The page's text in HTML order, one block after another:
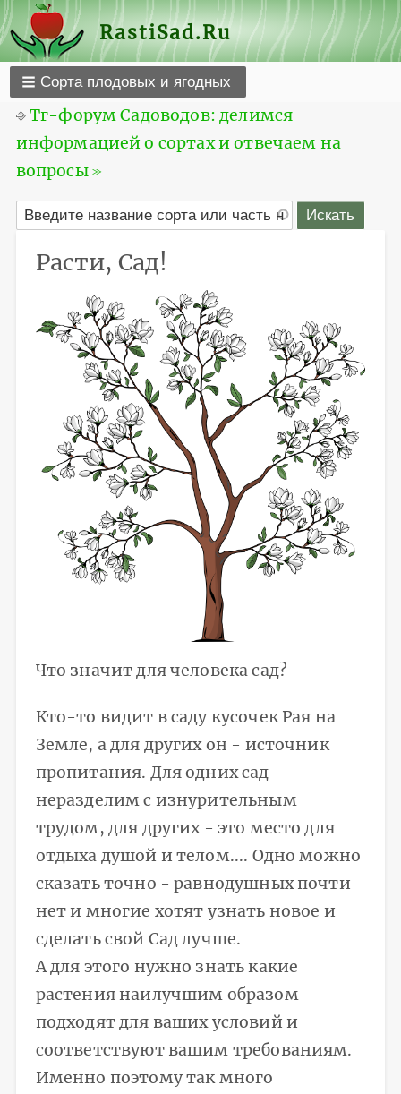
RastiSad.Ru
Сорта плодовых и ягодных
⎆Тг-форум Садоводов: делимся
информацией о сортах и отвечаем на
вопросы ≫
Расти, Сад!
Что значит для человека сад?
Кто-то видит в саду кусочек Рая на
Земле, а для других он - источник
пропитания. Для одних сад
неразделим с изнурительным
трудом, для других - это место для
отдыха душой и телом.... Одно можно
сказать точно - равнодушных почти
нет и многие хотят узнать новое и
сделать свой Сад лучше.
А для этого нужно знать какие
растения наилучшим образом
подходят для ваших условий и
соответствуют вашим требованиям.
Именно поэтому так много